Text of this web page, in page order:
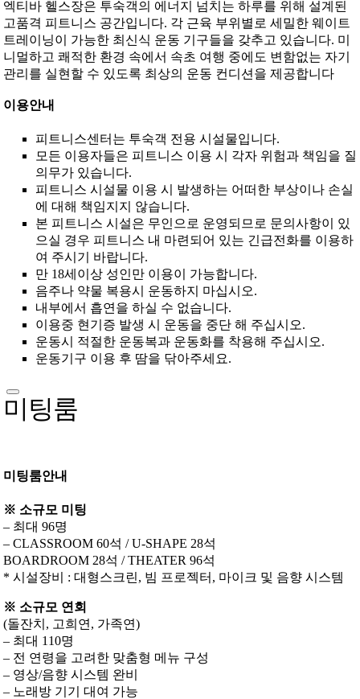
엑티바 헬스장은 투숙객의 에너지 넘치는 하루를 위해 설계된
고품격 피트니스 공간입니다. 각 근육 부위별로 세밀한 웨이트
트레이닝이 가능한 최신식 운동 기구들을 갖추고 있습니다. 미
니멀하고 쾌적한 환경 속에서 속초 여행 중에도 변함없는 자기
관리를 실현할 수 있도록 최상의 운동 컨디션을 제공합니다
이용안내
피트니스센터는 투숙객 전용 시설물입니다.
모든 이용자들은 피트니스 이용 시 각자 위험과 책임을 질
의무가 있습니다.
피트니스 시설물 이용 시 발생하는 어떠한 부상이나 손실
에 대해 책임지지 않습니다.
본 피트니스 시설은 무인으로 운영되므로 문의사항이 있
으실 경우 피트니스 내 마련되어 있는 긴급전화를 이용하
여 주시기 바랍니다.
만 18세이상 성인만 이용이 가능합니다.
음주나 약물 복용시 운동하지 마십시오.
내부에서 흡연을 하실 수 없습니다.
이용중 현기증 발생 시 운동을 중단 해 주십시오.
운동시 적절한 운동복과 운동화를 착용해 주십시오.
운동기구 이용 후 땀을 닦아주세요.
미팅룸
미팅룸안내
※ 소규모 미팅
– 최대 96명
– CLASSROOM 60석 / U-SHAPE 28석
BOARDROOM 28석 / THEATER 96석
* 시설장비 : 대형스크린, 빔 프로젝터, 마이크 및 음향 시스템
※ 소규모 연회
(돌잔치, 고희연, 가족연)
– 최대 110명
– 전 연령을 고려한 맞춤형 메뉴 구성
– 영상/음향 시스템 완비
– 노래방 기기 대여 가능